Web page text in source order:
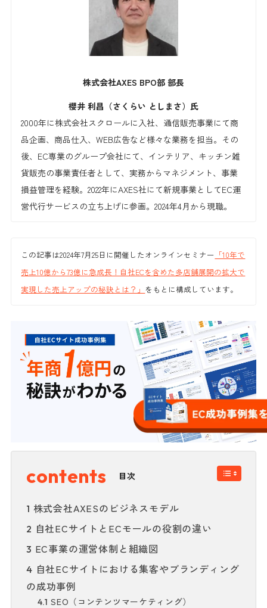
株式会社AXES BPO部 部長
櫻井 利昌（さくらい としまさ）氏
2000年に株式会社スクロールに入社、通信販売事業にて商
品企画、商品仕入、WEB広告など様々な業務を担当。その
後、EC専業のグループ会社にて、インテリア、キッチン雑
貨販売の事業責任者として、実務からマネジメント、事業
損益管理を経験。2022年にAXES社にて新規事業としてEC運
営代行サービスの立ち上げに参画。2024年4月から現職。
この記事は2024年7月25日に開催したオンラインセミナー 「10年で
売上10億から73億に急成長！自社ECを含めた多店舗展開の拡大で
実現した売上アップの秘訣とは？」 をもとに構成しています。
目次
1 株式会社AXESのビジネスモデル
2 自社ECサイトとECモールの役割の違い
3 EC事業の運営体制と組織図
4 自社ECサイトにおける集客やブランディング
の成功事例
4.1 SEO（コンテンツマーケティング）